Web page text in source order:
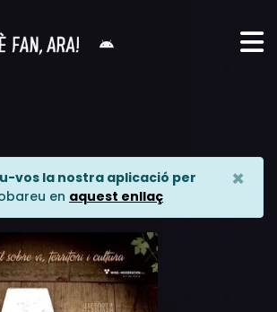
vos la nostra aplicació per
en aquest enllaç
×